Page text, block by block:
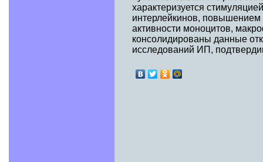
характеризуется
интерлейкинов, повышением
активности моноцитов,
консолидированы данные
исследований ИП,